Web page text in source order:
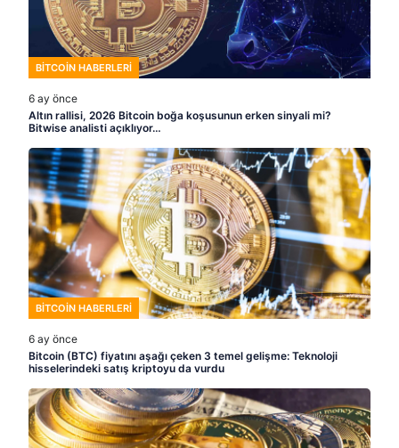
BITCOIN HABERLERI
6 ay önce
Altın rallisi, 2026 Bitcoin boğa koşusunun erken sinyali mi?
Bitwise analisti açıklıyor…
BITCOIN HABERLERI
6 ay önce
Bitcoin (BTC) fiyatını aşağı çeken 3 temel gelişme: Teknoloji
hisselerindeki satış kriptoyu da vurdu